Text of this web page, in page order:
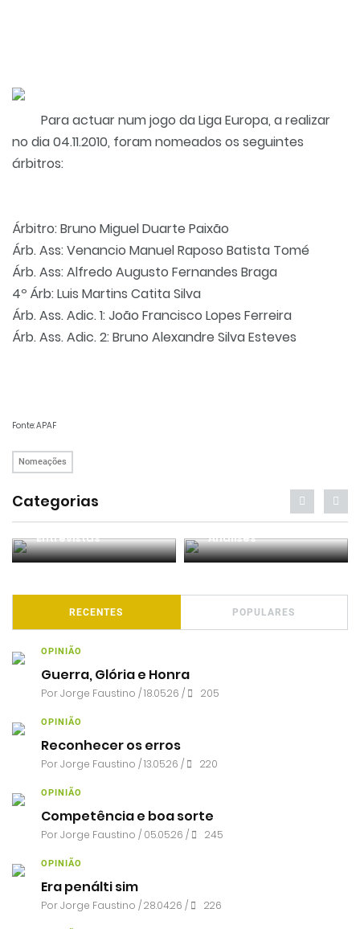
Para actuar num jogo da Liga Europa, a realizar
no dia 04.11.2010, foram nomeados os seguintes
árbitros:
Árbitro: Bruno Miguel Duarte Paixão
Árb. Ass: Venancio Manuel Raposo Batista Tomé
Árb. Ass: Alfredo Augusto Fernandes Braga
4º Árb: Luis Martins Catita Silva
Árb. Ass. Adic. 1: João Francisco Lopes Ferreira
Árb. Ass. Adic. 2: Bruno Alexandre Silva Esteves
Fonte: APAF
Nomeações
Categorias
Entrevistas Análises
RECENTES POPULARES
OPINIÃO
Guerra, Glória e Honra
PorJorge Faustino / 18.05.26 / 205
OPINIÃO
Reconhecer os erros
PorJorge Faustino / 13.05.26 / 220
OPINIÃO
Competência e boa sorte
PorJorge Faustino / 05.05.26 / 245
OPINIÃO
Era penálti sim
PorJorge Faustino / 28.04.26 / 226